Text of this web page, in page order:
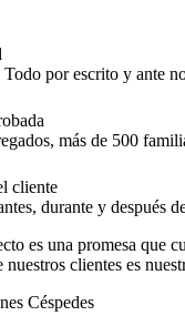
por escrito y ante
más de 500
cliente
durante y después
es una promesa que
nuestros clientes es